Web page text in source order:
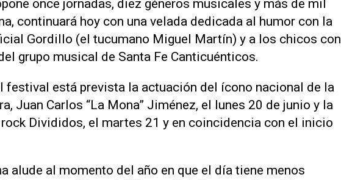
once jornadas, diez géneros musicales y más de mil
continuará hoy con una velada dedicada al humor con la
Gordillo (el tucumano Miguel Martín) y a los chicos con
grupo musical de Santa Fe Canticuénticos.
festival está prevista la actuación del ícono nacional de la
Juan Carlos “La Mona” Jiménez, el lunes 20 de junio y la
Divididos, el martes 21 y en coincidencia con el inicio
alude al momento del año en que el día tiene menos